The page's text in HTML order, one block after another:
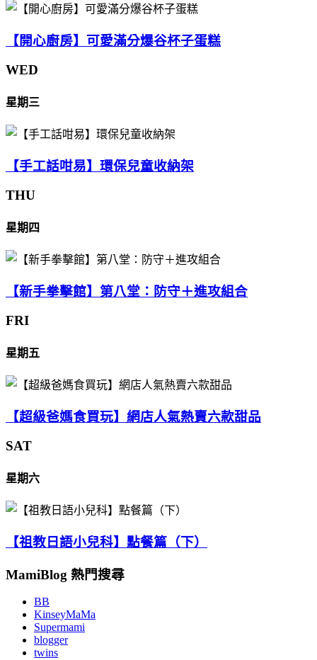
【開心廚房】可愛滿分爆谷杯子蛋糕
WED
星期三
【手工話咁易】環保兒童收納架
THU
星期四
【新手拳擊館】第八堂：防守＋進攻組合
FRI
星期五
【超級爸媽食買玩】網店人氣熱賣六款甜品
SAT
星期六
【祖教日語小兒科】點餐篇（下）
MamiBlog 熱門搜尋
BB
KinseyMaMa
Supermami
blogger
twins